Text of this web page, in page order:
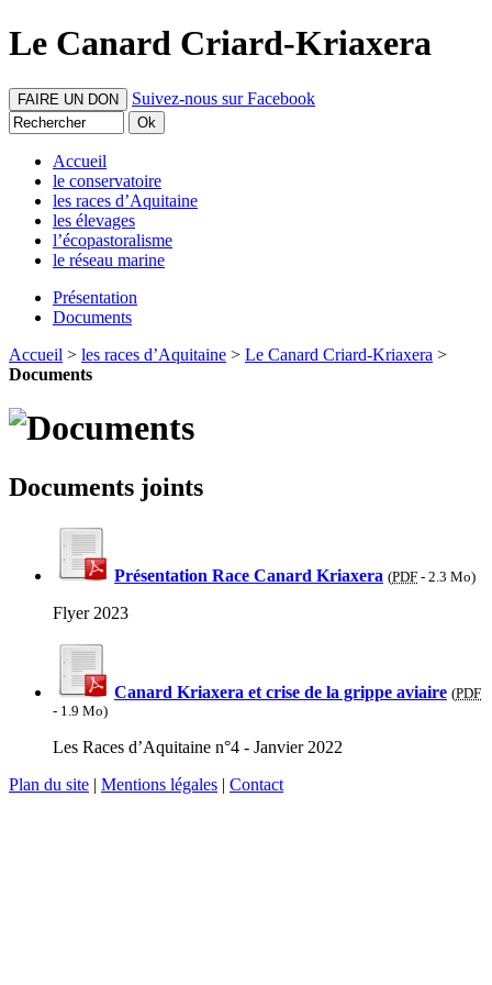
Le Canard Criard-Kriaxera
FAIRE UN DON Suivez-nous sur Facebook
Accueil
le conservatoire
les races d’Aquitaine
les élevages
l’écopastoralisme
le réseau marine
Présentation
Documents
Accueil > les races d’Aquitaine > Le Canard Criard-Kriaxera >
Documents
Documents joints
Présentation Race Canard Kriaxera (PDF - 2.3 Mo)
Flyer 2023
Canard Kriaxera et crise de la grippe aviaire (PDF
- 1.9 Mo)
Les Races d’Aquitaine n°4 - Janvier 2022
Plan du site | Mentions légales | Contact